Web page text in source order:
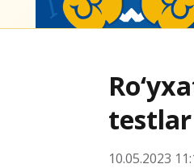
testlar
10.05.2023